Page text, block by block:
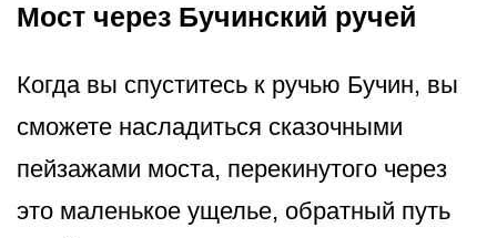
Мост через Бучинский ручей
Когда вы спуститесь к ручью Бучин, вы
сможете насладиться сказочными
пейзажами моста, перекинутого через
это маленькое ущелье, обратный путь